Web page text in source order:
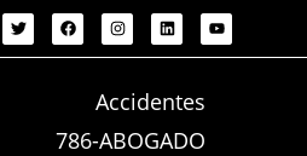
Accidentes
786-ABOGADO